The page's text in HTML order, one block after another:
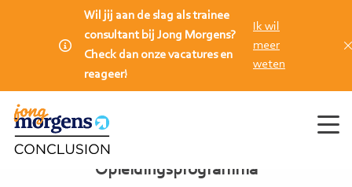
Wil jij aan de slag als trainee
consultant bij Jong Morgens?
Check dan onze vacatures en
reageer!
Ik wil
meer
weten
Opleidingsprogramma